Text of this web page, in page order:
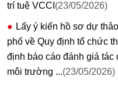
trí tuệ VCCI (23/05/2026)
Lấy ý kiến hồ sơ dự
phố về Quy định tổ chức
định báo cáo đánh giá
môi trường ...(23/05/2026)